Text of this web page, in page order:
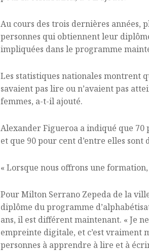
Au cours des trois dernières années,
personnes qui obtiennent leur
impliquées dans le programme
Les statistiques nationales montrent
savaient pas lire ou n’avaient pas
femmes, a-t-il ajouté.
Alexander Figueroa a indiqué que 70
et que 90 pour cent d’entre elles sont
« Lorsque nous offrons une
Pour Milton Serrano Zepeda de la
diplôme du programme
ans, il est différent maintenant. « Je
empreinte digitale, et c’est vraiment
personnes à apprendre à lire et à